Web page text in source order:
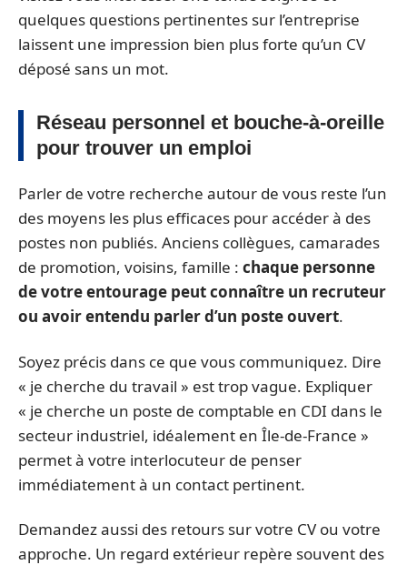
quelques questions pertinentes sur l’entreprise
laissent une impression bien plus forte qu’un CV
déposé sans un mot.
Réseau personnel et bouche-à-oreille
pour trouver un emploi
Parler de votre recherche autour de vous reste l’un
des moyens les plus efficaces pour accéder à des
postes non publiés. Anciens collègues, camarades
de promotion, voisins, famille : chaque personne
de votre entourage peut connaître un recruteur
ou avoir entendu parler d’un poste ouvert.
Soyez précis dans ce que vous communiquez. Dire
« je cherche du travail » est trop vague. Expliquer
« je cherche un poste de comptable en CDI dans le
secteur industriel, idéalement en Île-de-France »
permet à votre interlocuteur de penser
immédiatement à un contact pertinent.
Demandez aussi des retours sur votre CV ou votre
approche. Un regard extérieur repère souvent des